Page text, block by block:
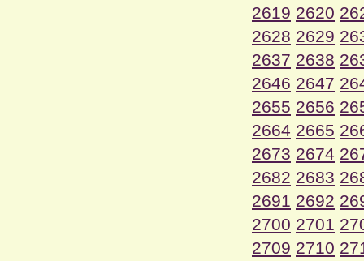
2619 2620
2628 2629
2637 2638
2646 2647
2655 2656
2664 2665
2673 2674
2682 2683
2691 2692
2700 2701
2709 2710